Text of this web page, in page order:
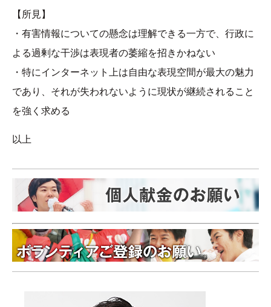
【所見】
・有害情報についての懸念は理解できる一方で、行政に
よる過剰な干渉は表現者の萎縮を招きかねない
・特にインターネット上は自由な表現空間が最大の魅力
であり、それが失われないように現状が継続されること
を強く求める
以上